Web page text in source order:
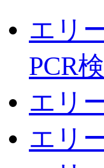
エリ
PCR
エリ
エリ